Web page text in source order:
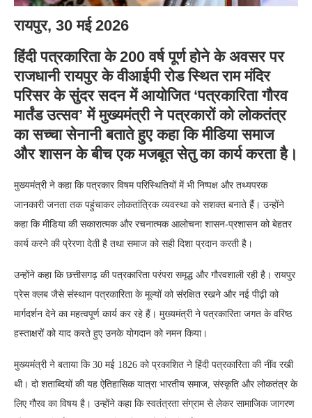
रायपुर, 30 मई 2026
हिंदी पत्रकारिता के 200 वर्ष पूर्ण होने के अवसर पर
राजधानी रायपुर के वीआईपी रोड स्थित राम मंदिर
परिसर के सुंदर सदन में आयोजित ‘पत्रकारिता गौरव
मार्तंड उत्सव’ में मुख्यमंत्री ने पत्रकारों को लोकतंत्र
का सच्चा सेनानी बताते हुए कहा कि मीडिया समाज
और शासन के बीच एक मजबूत सेतु का कार्य करता है।
मुख्यमंत्री ने कहा कि पत्रकार विषम परिस्थितियों में भी निष्पक्ष और तथ्यपरक
जानकारी जनता तक पहुंचाकर लोकतांत्रिक व्यवस्था को सशक्त बनाते हैं। उन्होंने
कहा कि मीडिया की सकारात्मक और रचनात्मक आलोचना शासन-प्रशासन को बेहतर
कार्य करने की प्रेरणा देती है तथा समाज को सही दिशा प्रदान करती है।
उन्होंने कहा कि छत्तीसगढ़ की पत्रकारिता परंपरा समृद्ध और गौरवशाली रही है। रायपुर
प्रेस क्लब जैसे संस्थान पत्रकारिता के मूल्यों को संरक्षित रखने और नई पीढ़ी को
मार्गदर्शन देने का महत्वपूर्ण कार्य कर रहे हैं। मुख्यमंत्री ने पत्रकारिता जगत के वरिष्ठ
हस्ताक्षरों को याद करते हुए उनके योगदान को नमन किया।
मुख्यमंत्री ने बताया कि 30 मई 1826 को प्रकाशित ने हिंदी पत्रकारिता की नींव रखी
थी। दो शताब्दियों की यह ऐतिहासिक यात्रा भारतीय समाज, संस्कृति और लोकतंत्र के
लिए गौरव का विषय है। उन्होंने कहा कि स्वतंत्रता संग्राम से लेकर सामाजिक जागरण